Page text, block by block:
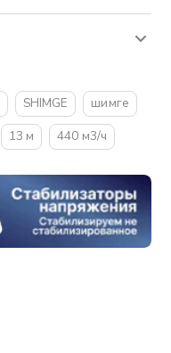
SHIMGE
шимге
13 м 440 м3/ч